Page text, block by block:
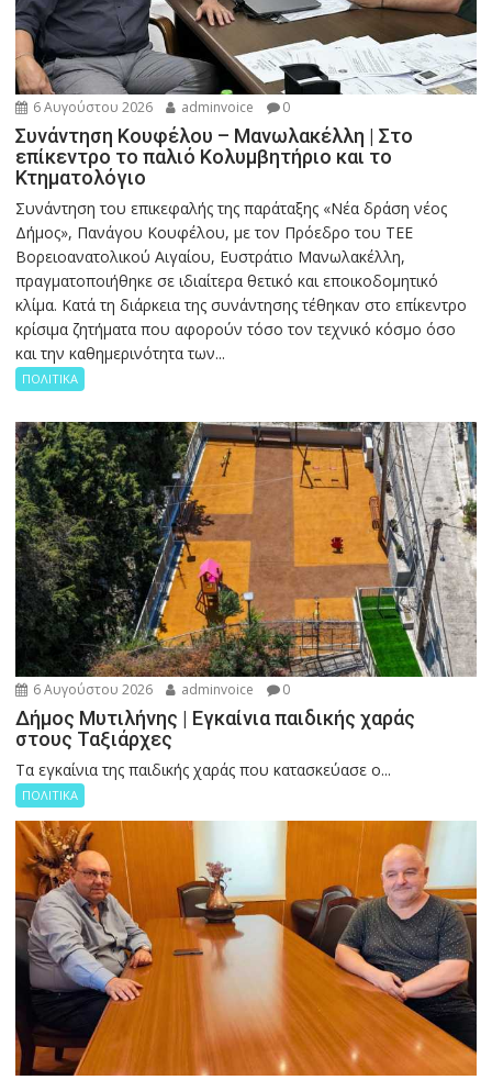
6 Αυγούστου 2026 adminvoice 0
Συνάντηση Κουφέλου – Μανωλακέλλη | Στο
επίκεντρο το παλιό Κολυμβητήριο και το
Κτηματολόγιο
Συνάντηση του επικεφαλής της παράταξης «Νέα δράση νέος
Δήμος», Πανάγου Κουφέλου, με τον Πρόεδρο του ΤΕΕ
Βορειοανατολικού Αιγαίου, Ευστράτιο Μανωλακέλλη,
πραγματοποιήθηκε σε ιδιαίτερα θετικό και εποικοδομητικό
κλίμα. Κατά τη διάρκεια της συνάντησης τέθηκαν στο επίκεντρο
κρίσιμα ζητήματα που αφορούν τόσο τον τεχνικό κόσμο όσο
και την καθημερινότητα των...
ΠΟΛΙΤΙΚΑ
6 Αυγούστου 2026 adminvoice 0
Δήμος Μυτιλήνης | Εγκαίνια παιδικής χαράς
στους Ταξιάρχες
Tα εγκαίνια της παιδικής χαράς που κατασκεύασε ο...
ΠΟΛΙΤΙΚΑ